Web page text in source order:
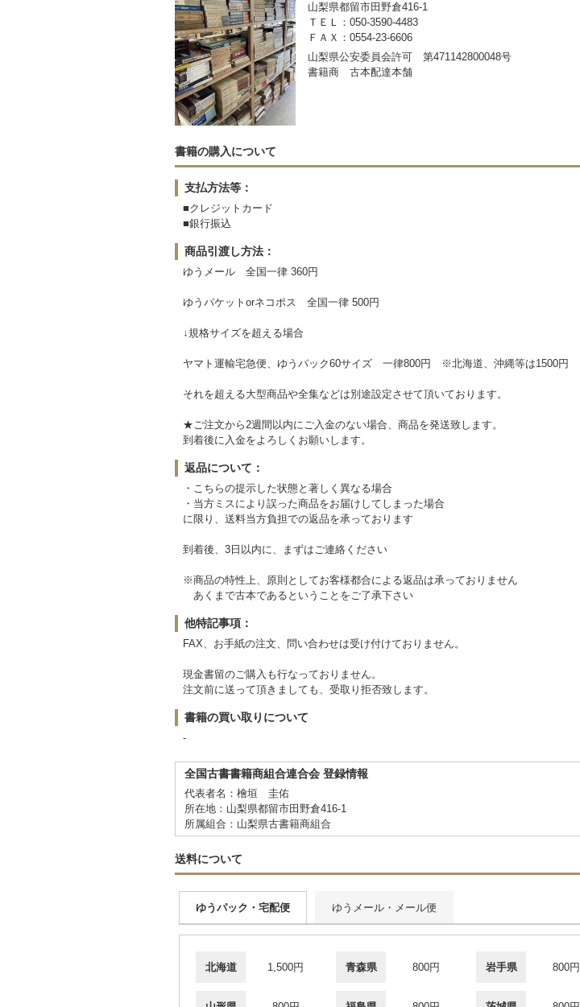
山梨県都留市田野倉416-1
ＴＥＬ：050-3590-4483
ＦＡＸ：0554-23-6606
山梨県公安委員会許可 第471142800048号
書籍商 古本配達本舗
書籍の購入について
支払方法等：
■クレジットカード
■銀行振込
商品引渡し方法：
ゆうメール 全国一律 360円
ゆうパケットorネコポス 全国一律 500円
↓規格サイズを超える場合
ヤマト運輸宅急便、ゆうパック60サイズ 一律800円 ※北海道、沖縄等は1500円
それを超える大型商品や全集などは別途設定させて頂いております。
★ご注文から2週間以内にご入金のない場合、商品を発送致します。
到着後に入金をよろしくお願いします。
返品について：
・こちらの提示した状態と著しく異なる場合
・当方ミスにより誤った商品をお届けしてしまった場合
に限り、送料当方負担での返品を承っております
到着後、3日以内に、まずはご連絡ください
※商品の特性上、原則としてお客様都合による返品は承っておりません
あくまで古本であるということをご了承下さい
他特記事項：
FAX、お手紙の注文、問い合わせは受け付けておりません。
現金書留のご購入も行なっておりません。
注文前に送って頂きましても、受取り拒否致します。
書籍の買い取りについて
-
全国古書書籍商組合連合会 登録情報
代表者名：檜垣 圭佑
所在地：山梨県都留市田野倉416-1
所属組合：山梨県古書籍商組合
送料について
ゆうパック・宅配便 ゆうメール・メール便
北海道 1,500円 青森県 800円 岩手県 800円